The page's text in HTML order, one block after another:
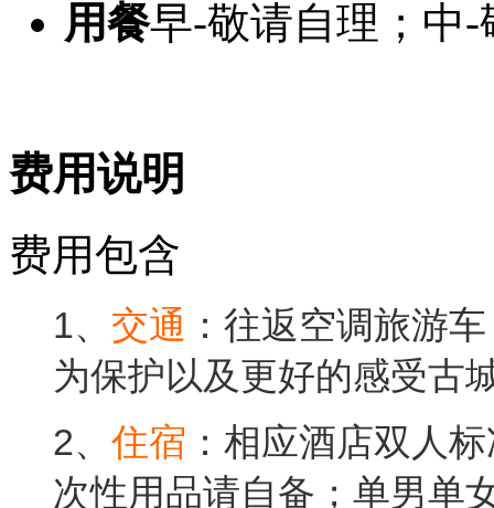
用餐早-敬请自理；中
费用说明
费用包含
1、 交通 ：往返空调旅游
为保护以及更好的感受古
2、 住宿 ：相应酒店双人
次性用品请自备；单男单